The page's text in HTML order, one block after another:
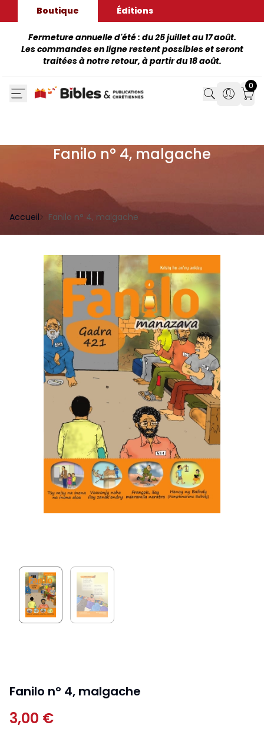
Boutique Éditions
Fermeture annuelle d'été : du 25 juillet au 17 août.
Les commandes en ligne restent possibles et seront
traitées à notre retour, à partir du 18 août.
Search
Search
0
Fanilo n° 4, malgache
Accueil Fanilo n° 4, malgache
Fanilo n° 4, malgache
3,00 €